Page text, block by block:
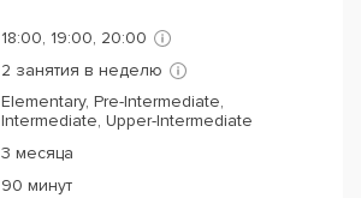
18:00, 19:00, 20:00
2 занятия в неделю
Elementary, Pre-Intermediate,
Intermediate, Upper-Intermediate
3 месяца
90 минут